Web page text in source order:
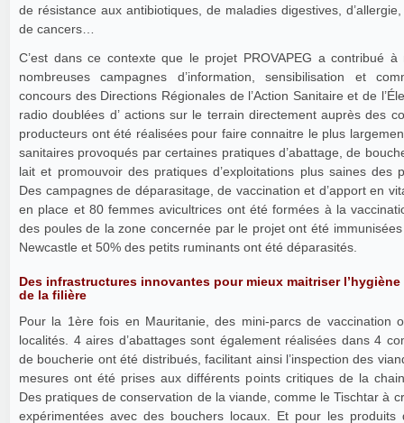
de résistance aux antibiotiques, de maladies digestives, d’allergie, de diabète et
de cancers…
C’est dans ce contexte que le projet PROVAPEG a contribué
nombreuses campagnes d’information, sensibilisation et
concours des Directions Régionales de l’Action Sanitaire et de
radio doublées d’ actions sur le terrain directement auprès des
producteurs ont été réalisées pour faire connaitre le plus
sanitaires provoqués par certaines pratiques d’abattage, de
lait et promouvoir des pratiques d’exploitations plus saines des
Des campagnes de déparasitage, de vaccination et d’apport en
en place et 80 femmes avicultrices ont été formées à la
des poules de la zone concernée par le projet ont été
Newcastle et 50% des petits ruminants ont été déparasités.
Des infrastructures innovantes pour mieux maitriser
de la filière
Pour la 1ère fois en Mauritanie, des mini-parcs de vaccination
localités. 4 aires d’abattages sont également réalisées dans 4
de boucherie ont été distribués, facilitant ainsi l’inspection des
mesures ont été prises aux différents points critiques de la
Des pratiques de conservation de la viande, comme le Tischtar à
expérimentées avec des bouchers locaux. Et pour les produits dérivés tel le beurre